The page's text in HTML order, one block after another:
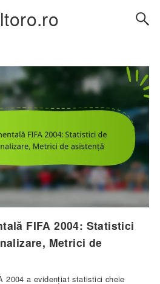
FIFA 2004: Statistici
Metrici de
2004 a evidențiat statistici cheie